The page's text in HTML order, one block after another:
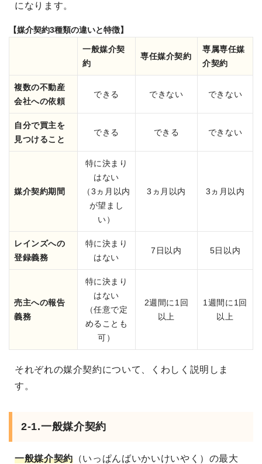
になります。
【媒介契約3種類の違いと特徴】
一般媒介契
約
専任媒介契約
専属専任媒
介契約
複数の不動産
会社への依頼
できる できない できない
自分で買主を
見つけること
できる できる できない
媒介契約期間
特に決まり
はない
（3ヵ月以内
が望まし
い）
3ヵ月以内 3ヵ月以内
レインズへの
登録義務
特に決まり
はない
7日以内 5日以内
売主への報告
義務
特に決まり
はない
（任意で定
めることも
可）
2週間に1回
以上
1週間に1回
以上
それぞれの媒介契約について、くわしく説明しま
す。
2-1.一般媒介契約
一般媒介契約（いっぱんばいかいけいやく）の最大